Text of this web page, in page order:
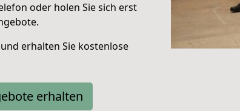
oder holen Sie sich erst
und erhalten Sie kostenlose
erhalten